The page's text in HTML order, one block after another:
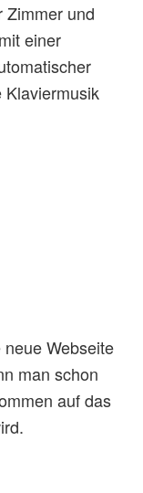
Zimmer und
einer
Klaviermusik
Webseite
man schon
auf das